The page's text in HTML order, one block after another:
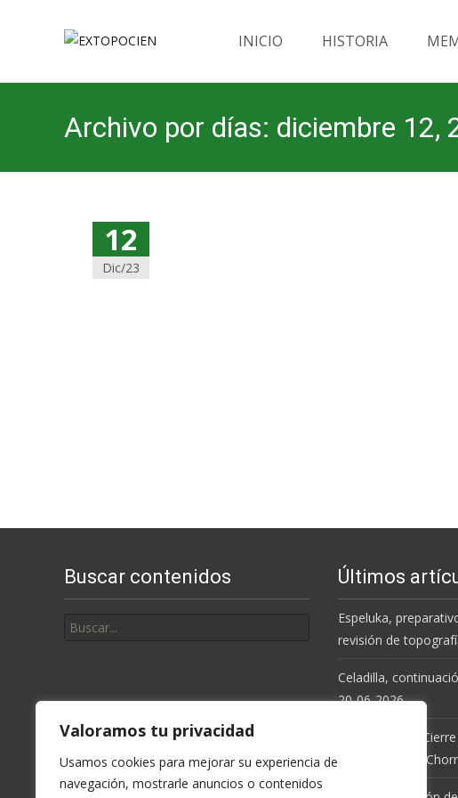
Valoramos tu privacidad
Usamos cookies para mejorar su experiencia de
navegación, mostrarle anuncios o contenidos
INICIO HISTORIA
Archivo por días: diciembre 12,
12
Dic/23
Buscar contenidos
por:
Últimos
Espeluka,
revisión de
Celadilla,
20-06-2026.
Resolución de
de la Cueva de